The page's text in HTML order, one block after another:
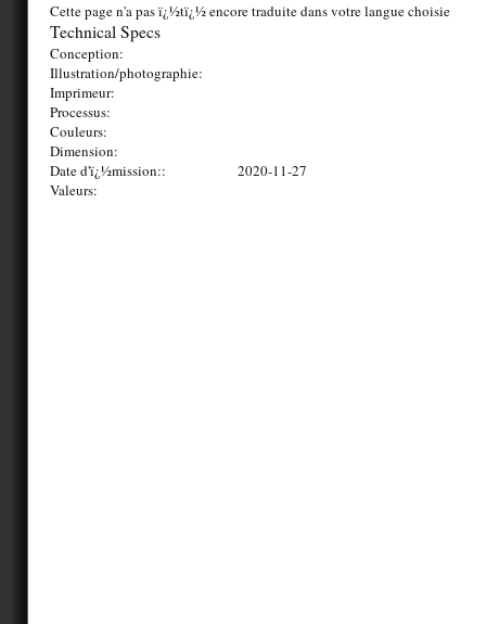
Cette page n'a pas ï¿½tï¿½ encore traduite dans votre langue choisie
Technical Specs
Conception:
Illustration/photographie:
Imprimeur:
Processus:
Couleurs:
Dimension:
Date d'ï¿½mission::
2020-11-27
Valeurs: